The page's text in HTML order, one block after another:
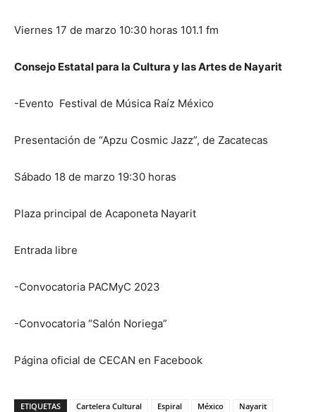
Viernes 17 de marzo 10:30 horas 101.1 fm
Consejo Estatal para la Cultura y las Artes de Nayarit
-Evento Festival de Música Raíz México
Presentación de “Apzu Cosmic Jazz”, de Zacatecas
Sábado 18 de marzo 19:30 horas
Plaza principal de Acaponeta Nayarit
Entrada libre
-Convocatoria PACMyC 2023
-Convocatoria “Salón Noriega”
Página oficial de CECAN en Facebook
ETIQUETAS Cartelera Cultural Espiral México Nayarit